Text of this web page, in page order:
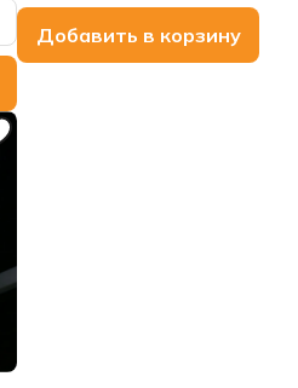
Добавить в корзину